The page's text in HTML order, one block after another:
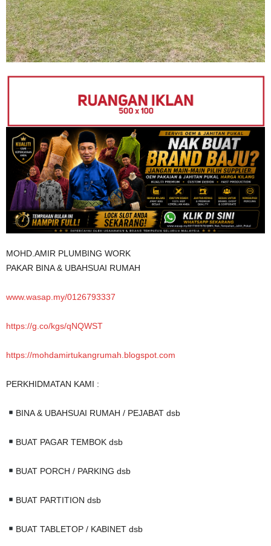
MOHD.AMIR PLUMBING WORK
PAKAR BINA & UBAHSUAI RUMAH
www.wasap.my/0126793337
https://g.co/kgs/qNQWST
https://mohdamirtukangrumah.blogspot.com
PERKHIDMATAN KAMI :
BINA & UBAHSUAI RUMAH / PEJABAT dsb
BUAT PAGAR TEMBOK dsb
BUAT PORCH / PARKING dsb
BUAT PARTITION dsb
BUAT TABLETOP / KABINET dsb